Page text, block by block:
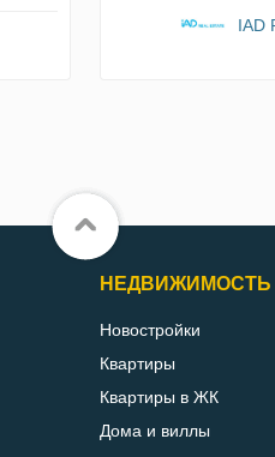
IAD
НЕДВИЖИМОСТЬ
Новостройки
Квартиры
Квартиры в ЖК
Дома и виллы